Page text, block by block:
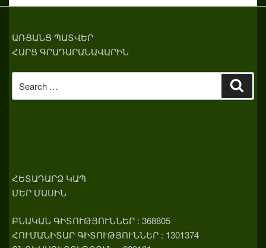
ԱՌՑԱՆՑ ՊԱՏՎԵՐ
ՀԱՐՑ ԳՐԱԴԱՐԱՆԱՎԱՐԻՆ
for:
ՀԵՏԱԴԱՐՁ ԿԱՊ
ՄԵՐ ՄԱՍԻՆ
ԲՆԱԿԱՆ ԳԻՏՈՒԹՅՈՒՆՆԵՐ : 368805
ՀՈՒՄԱՆԻՏԱՐ ԳԻՏՈՒԹՅՈՒՆՆԵՐ : 1301374